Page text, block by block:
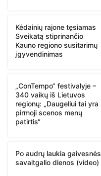
Kėdainių rajone tęsiamas
Sveikatą stiprinančio
Kauno regiono susitarimų
įgyvendinimas
„ConTempo“ festivalyje –
340 vaikų iš Lietuvos
regionų: „Daugeliui tai yra
pirmoji scenos menų
patirtis“
Po audrų laukia gaivesnės
savaitgalio dienos (video)